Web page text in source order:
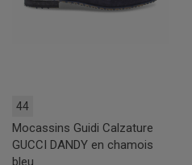
44
Mocassins Guidi Calzature
GUCCI DANDY en chamois
bleu